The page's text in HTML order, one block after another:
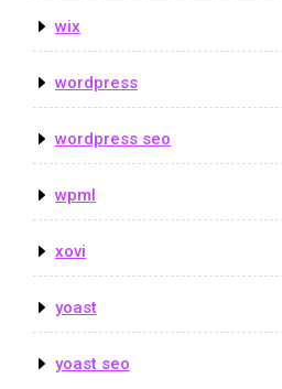
wix
wordpress
wordpress seo
wpml
xovi
yoast
yoast seo